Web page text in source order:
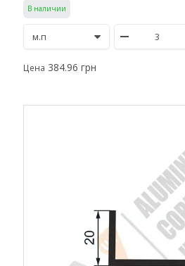
В наличии
Цена 384.96 грн